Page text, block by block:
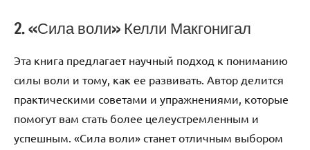
2. «Сила воли» Келли Макгонигал
Эта книга предлагает научный подход к пониманию
силы воли и тому, как ее развивать. Автор делится
практическими советами и упражнениями, которые
помогут вам стать более целеустремленным и
успешным. «Сила воли» станет отличным выбором